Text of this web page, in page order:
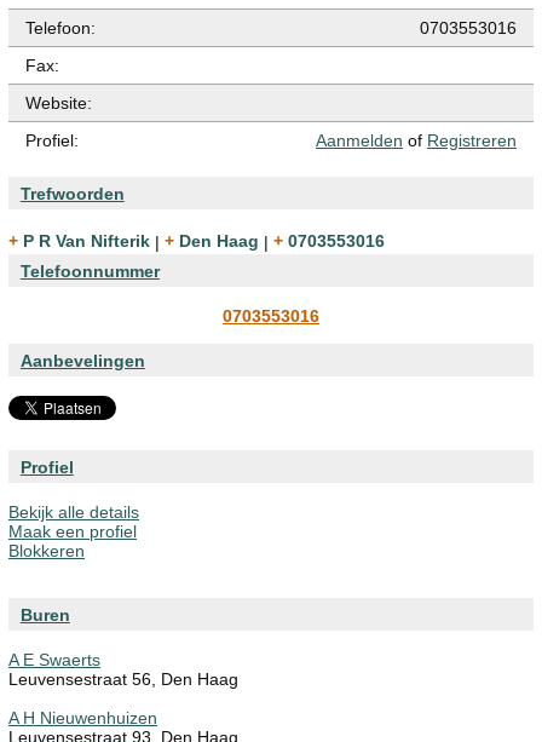
Telefoon:
0703553016
Fax:
Website:
Profiel:
Aanmelden of Registreren
Trefwoorden
+ P R Van Nifterik | + Den Haag |
+ 0703553016
Telefoonnummer
0703553016
Aanbevelingen
Profiel
Bekijk alle details
Maak een profiel
Blokkeren
Buren
A E Swaerts
Leuvensestraat 56, Den Haag
A H Nieuwenhuizen
Leuvensestraat 93, Den Haag